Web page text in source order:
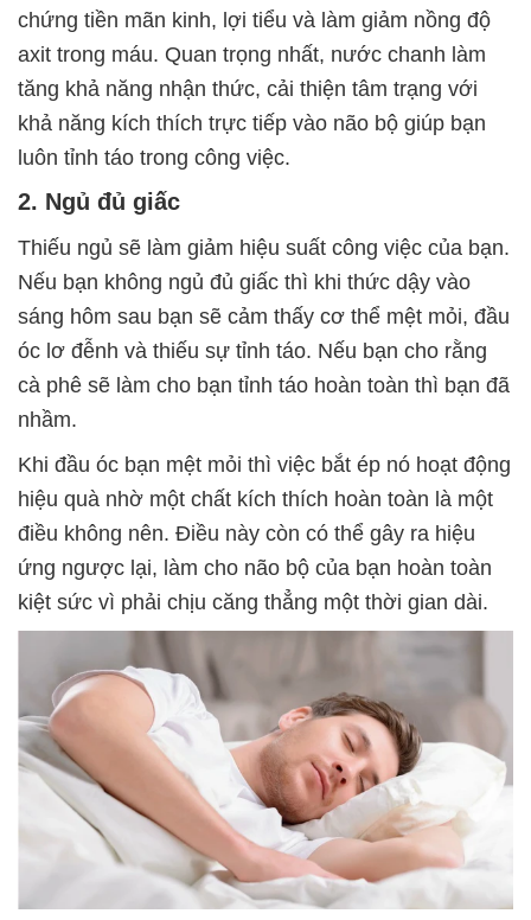
chứng tiền mãn kinh, lợi tiểu và làm giảm nồng độ
axit trong máu. Quan trọng nhất, nước chanh làm
tăng khả năng nhận thức, cải thiện tâm trạng với
khả năng kích thích trực tiếp vào não bộ giúp bạn
luôn tỉnh táo trong công việc.
2. Ngủ đủ giấc
Thiếu ngủ sẽ làm giảm hiệu suất công việc của bạn.
Nếu bạn không ngủ đủ giấc thì khi thức dậy vào
sáng hôm sau bạn sẽ cảm thấy cơ thể mệt mỏi, đầu
óc lơ đễnh và thiếu sự tỉnh táo. Nếu bạn cho rằng
cà phê sẽ làm cho bạn tỉnh táo hoàn toàn thì bạn đã
nhầm.
Khi đầu óc bạn mệt mỏi thì việc bắt ép nó hoạt động
hiệu quà nhờ một chất kích thích hoàn toàn là một
điều không nên. Điều này còn có thể gây ra hiệu
ứng ngược lại, làm cho não bộ của bạn hoàn toàn
kiệt sức vì phải chịu căng thẳng một thời gian dài.